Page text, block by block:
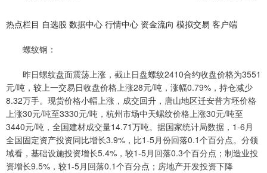
热点栏目 自选股 数据中心 行情中心 资金流向 模拟交易 客户端
螺纹钢：
昨日螺纹盘面震荡上涨，截止日盘螺纹2410合约收盘价格为3551
元/吨，较上一交易日收盘价格上涨28元/吨，涨幅0.79%，持仓减少
8.32万手。现货价格小幅上涨，成交回升，唐山地区迁安普方坯价格
上涨30元/吨至3330元/吨，杭州市场中天螺纹价格上涨30元/吨至
3440元/吨，全国建材成交量14.71万吨。据国家统计局数据，1-6月
全国固定资产投资同比增长3.9%，比1-5月份回落0.1个百分点。分领
域看，基础设施投资增长5.4%，较1-5月回落0.3个百分点；制造业投
资增长9.5%，较1-5月回落0.1个百分点；房地产开发投资下降